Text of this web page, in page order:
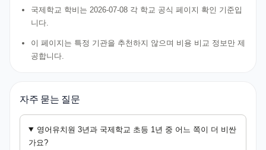
국제학교 학비는 2026-07-08 각 학교 공식 페이지 확인 기준입
니다.
이 페이지는 특정 기관을 추천하지 않으며 비용 비교 정보만 제
공합니다.
자주 묻는 질문
영어유치원 3년과 국제학교 초등 1년 중 어느 쪽이 더 비싼
가요?